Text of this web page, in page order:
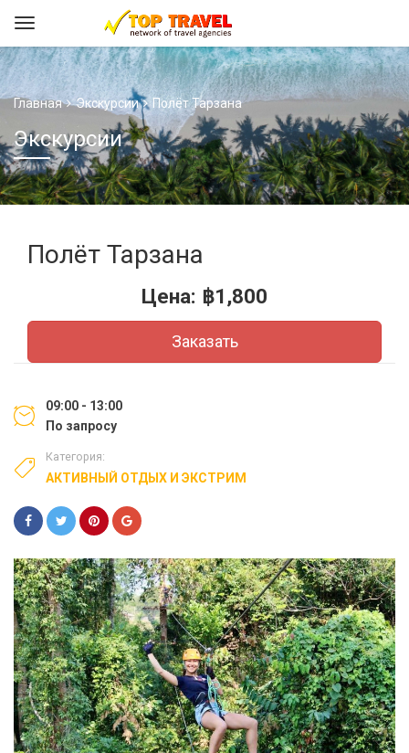
Главная Экскурсии Полёт Тарзана
Экскурсии
Полёт Тарзана
Цена: ฿1,800
Заказать
09:00 - 13:00
По запросу
Категория:
АКТИВНЫЙ ОТДЫХ И ЭКСТРИМ